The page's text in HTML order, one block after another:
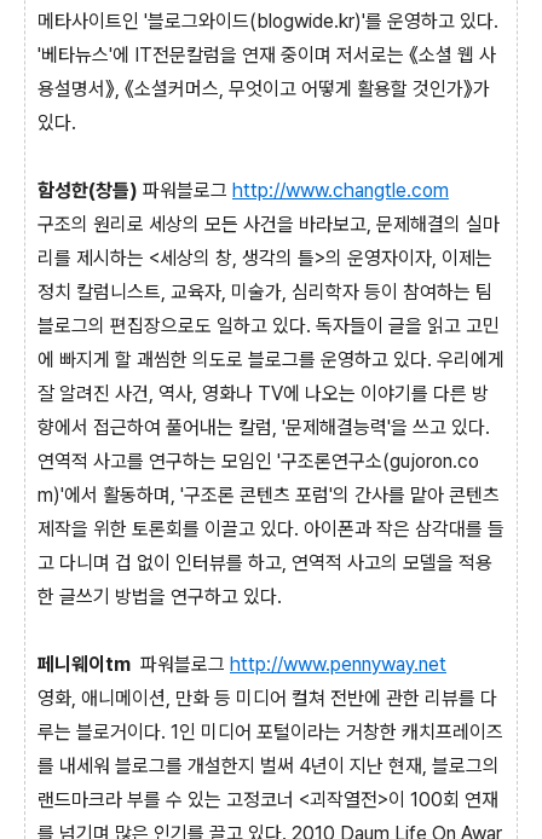
메타사이트인 '블로그와이드(blogwide.kr)'를 운영하고 있다.
'베타뉴스'에 IT전문칼럼을 연재 중이며 저서로는 《소셜 웹 사
용설명서》, 《소셜커머스, 무엇이고 어떻게 활용할 것인가》가
있다.
함성한(창틀) 파워블로그 http://www.changtle.com
구조의 원리로 세상의 모든 사건을 바라보고, 문제해결의 실마
리를 제시하는 <세상의 창, 생각의 틀>의 운영자이자, 이제는
정치 칼럼니스트, 교육자, 미술가, 심리학자 등이 참여하는 팀
블로그의 편집장으로도 일하고 있다. 독자들이 글을 읽고 고민
에 빠지게 할 괘씸한 의도로 블로그를 운영하고 있다. 우리에게
잘 알려진 사건, 역사, 영화나 TV에 나오는 이야기를 다른 방
향에서 접근하여 풀어내는 칼럼, '문제해결능력'을 쓰고 있다.
연역적 사고를 연구하는 모임인 '구조론연구소(gujoron.co
m)'에서 활동하며, '구조론 콘텐츠 포럼'의 간사를 맡아 콘텐츠
제작을 위한 토론회를 이끌고 있다. 아이폰과 작은 삼각대를 들
고 다니며 겁 없이 인터뷰를 하고, 연역적 사고의 모델을 적용
한 글쓰기 방법을 연구하고 있다.
페니웨이tm 파워블로그 http://www.pennyway.net
영화, 애니메이션, 만화 등 미디어 컬쳐 전반에 관한 리뷰를 다
루는 블로거이다. 1인 미디어 포털이라는 거창한 캐치프레이즈
를 내세워 블로그를 개설한지 벌써 4년이 지난 현재, 블로그의
랜드마크라 부를 수 있는 고정코너 <괴작열전>이 100회 연재
를 넘기며 많은 인기를 끌고 있다. 2010 Daum Life On Awar